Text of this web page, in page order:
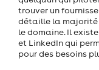
trouver un
détaille la majorité
le domaine. Il
et LinkedIn qui
pour des besoins